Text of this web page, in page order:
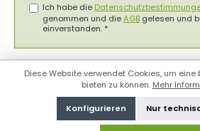
Ich habe die
genommen und dieAGB gelesen und
einverstanden. *
Diese Website verwendet Cookies, um
bieten zu können. Mehr
Nur
Konfigurieren